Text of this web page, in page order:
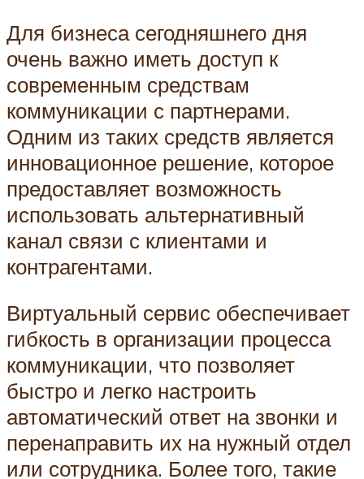
Для бизнеса сегодняшнего дня
очень важно иметь доступ к
современным средствам
коммуникации с партнерами.
Одним из таких средств является
инновационное решение, которое
предоставляет возможность
использовать альтернативный
канал связи с клиентами и
контрагентами.
Виртуальный сервис обеспечивает
гибкость в организации процесса
коммуникации, что позволяет
быстро и легко настроить
автоматический ответ на звонки и
перенаправить их на нужный отдел
или сотрудника. Более того, такие